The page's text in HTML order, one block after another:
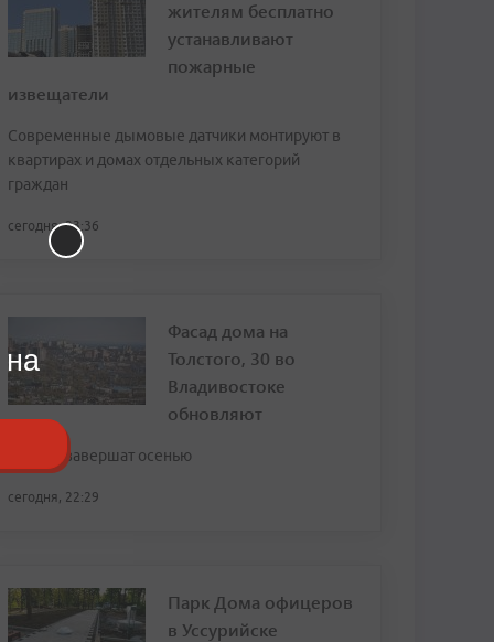
жителям бесплатно
устанавливают
пожарные
извещатели
Современные дымовые датчики монтируют в
квартирах и домах отдельных категорий
граждан
сегодня, 23:36
Фасад дома на
Толстого, 30 во
Владивостоке
обновляют
Работы завершат осенью
сегодня, 22:29
Парк Дома офицеров
в Уссурийске